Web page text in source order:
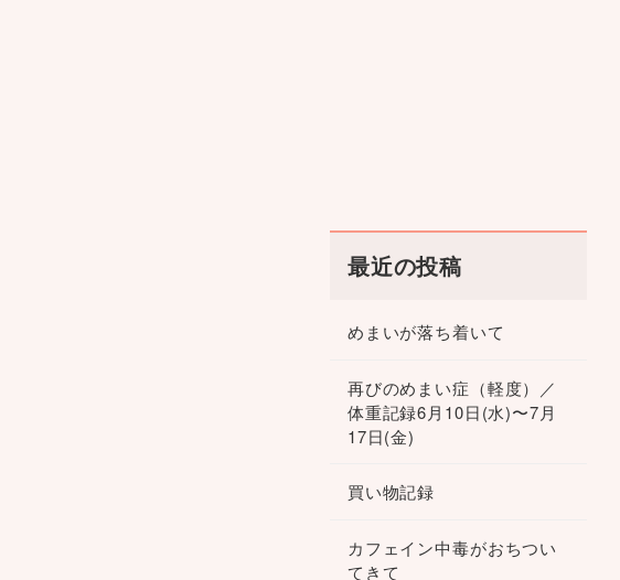
最近の投稿
めまいが落ち着いて
再びのめまい症（軽度）／
体重記録6月10日(水)〜7月
17日(金)
買い物記録
カフェイン中毒がおちつい
てきて